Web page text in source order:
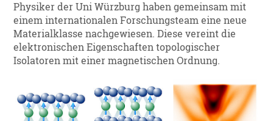
Physiker der Uni Würzburg haben gemeinsam mit
einem internationalen Forschungsteam eine neue
Materialklasse nachgewiesen. Diese vereint die
elektronischen Eigenschaften topologischer
Isolatoren mit einer magnetischen Ordnung.